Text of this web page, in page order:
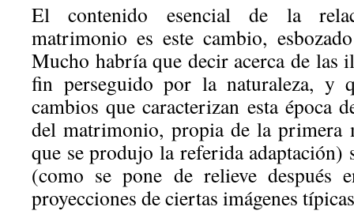
El contenido esencial de la
matrimonio es este cambio,
Mucho habría que decir acerca de las
fin perseguido por la naturaleza, y
cambios que caracterizan esta época
del matrimonio, propia de la primera
que se produjo la referida adaptación)
(como se pone de relieve después
proyecciones de ciertas imágenes